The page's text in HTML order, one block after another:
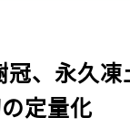
冠、永久
定量化
グイン